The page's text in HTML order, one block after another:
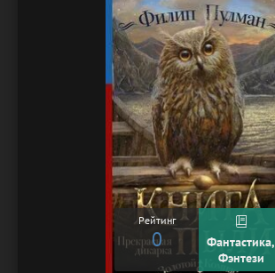
Рейтинг
0
Фантастика,
Фэнтези